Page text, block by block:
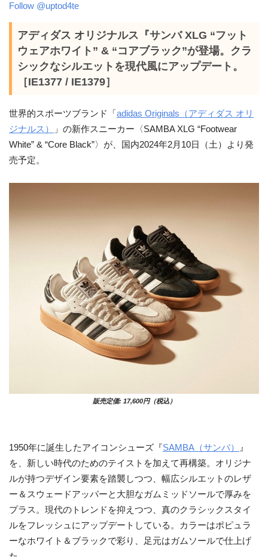
Follow @uptod4te
アディダス オリジナルス『サンバ XLG “フット
ウェアホワイト” & “コアブラック”が登場。クラ
シックなシルエットを現代風にアップデート。
［IE1377 / IE1379］
世界的スポーツブランド「 adidas Originals（アディダス オリ
ジナルス）
」の新作スニーカー〈SAMBA XLG “Footwear
White” & “Core Black”〉が、国内2024年2月10日（土）より発
売予定。
販売定価: 17,600円（税込）
1950年に誕生したアイコンシューズ『SAMBA（サンバ）
』
を、新しい時代のためのテイストを加えて再構築。オリジナ
ルが持つデザイン要素を踏襲しつつ、幅広シルエットのレザ
ー＆スウェードアッパーと大胆なガムミッドソールで厚みを
プラス。現代のトレンドを抑えつつ、真のクラシックスタイ
ルをフレッシュにアップデートしている。カラーはポピュラ
ーなホワイト＆ブラックで彩り、足元はガムソールで仕上げ